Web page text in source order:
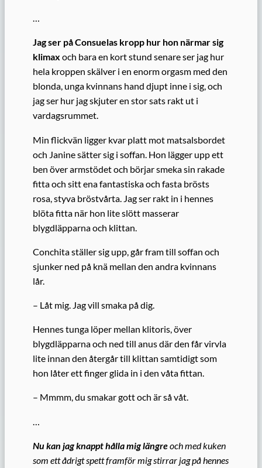
…
Jag ser på Consuelas kropp hur hon närmar sig
klimax och bara en kort stund senare ser jag hur
hela kroppen skälver i en enorm orgasm med den
blonda, unga kvinnans hand djupt inne i sig, och
jag ser hur jag skjuter en stor sats rakt ut i
vardagsrummet.
Min flickvän ligger kvar platt mot matsalsbordet
och Janine sätter sig i soffan. Hon lägger upp ett
ben över armstödet och börjar smeka sin rakade
fitta och sitt ena fantastiska och fasta brösts
rosa, styva bröstvårta. Jag ser rakt in i hennes
blöta fitta när hon lite slött masserar
blygdläpparna och klittan.
Conchita ställer sig upp, går fram till soffan och
sjunker ned på knä mellan den andra kvinnans
lår.
– Låt mig. Jag vill smaka på dig.
Hennes tunga löper mellan klitoris, över
blygdläpparna och ned till anus där den får virvla
lite innan den återgår till klittan samtidigt som
hon låter ett finger glida in i den våta fittan.
– Mmmm, du smakar gott och är så våt.
Nu kan jag knappt hålla mig längreoch med kuken
som ett ådrigt spett framför mig stirrar jag på hennes